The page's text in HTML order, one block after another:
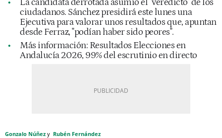
La candidata derrotada asumió el "veredicto" de los
ciudadanos. Sánchez presidirá este lunes una
Ejecutiva para valorar unos resultados que, apuntan
desde Ferraz, "podían haber sido peores".
Más información: Resultados Elecciones en
Andalucía 2026, 99% del escrutinio en directo
Gonzalo Núñez
Rubén Fernández